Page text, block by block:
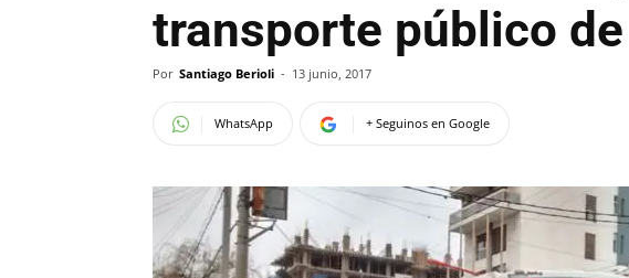
transporte público
Por Santiago Berioli - 13 junio, 2017
WhatsApp + Seguinos en Google